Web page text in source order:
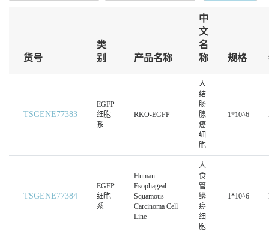
货号
类
别
产品名称
中
文
名
称
规格
TSGENE77383
EGFP
细胞
系
RKO-EGFP
人
结
肠
腺
癌
细
胞
1*10^6
TSGENE77384
EGFP
细胞
系
Human
Esophageal
Squamous
Carcinoma Cell
Line
人
食
管
鳞
癌
细
胞
1*10^6